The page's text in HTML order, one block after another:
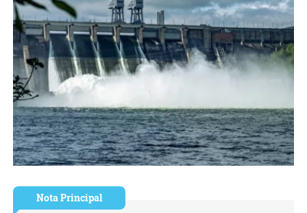
Nota Principal